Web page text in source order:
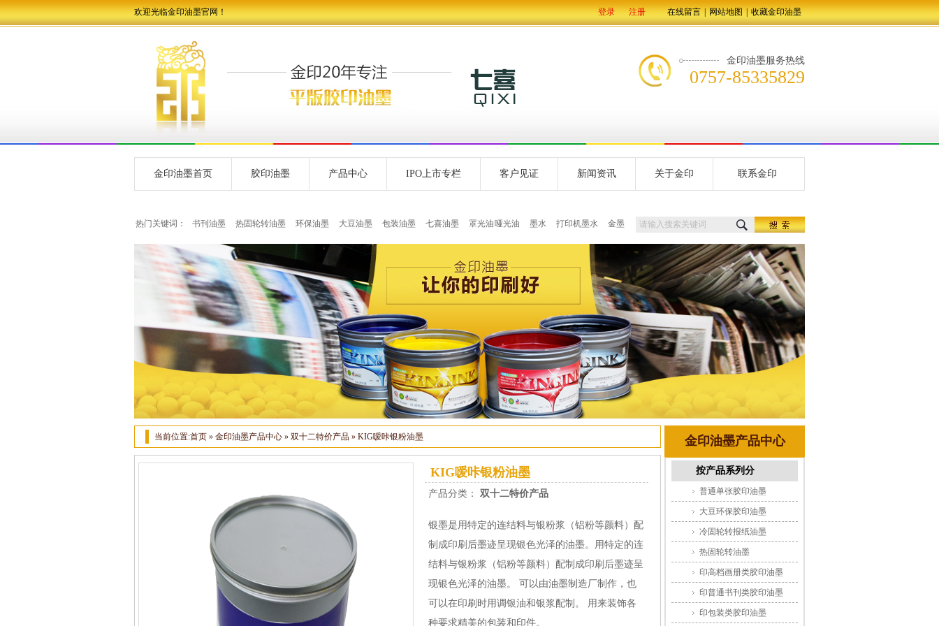
登录 注册 在线留言 网站地图 收藏金印油墨
欢迎光临金印油墨官网！
金印油墨服务热线
0757-85335829
金印油墨首页 胶印油墨 产品中心 IPO上市专栏 客户见证 新闻资讯 关于金印 联系金印
热门关键词： 书刊油墨 热固轮转油墨 环保油墨 大豆油墨 包装油墨 七喜油墨 罩光油 哑光油 墨水 打印机墨水 金墨
当前位置:首页 » 金印油墨产品中心 » 双十二特价产品 » KIG嗳咔银粉油墨
KIG嗳咔银粉油墨
产品分类： 双十二特价产品
银墨是用特定的连结料与银粉浆（铝粉等颜料）配
制成印刷后墨迹呈现银色光泽的油墨。用特定的连
结料与银粉浆（铝粉等颜料）配制成印刷后墨迹呈
现银色光泽的油墨。 可以由油墨制造厂制作，也
可以在印刷时用调银油和银浆配制。 用来装饰各
种要求精美的包装和印件。
金印油墨产品中心
按产品系列分
普通单张胶印油墨
大豆环保胶印油墨
冷固轮转报纸油墨
热固轮转油墨
印高档画册类胶印油墨
印普通书刊类胶印油墨
印包装类胶印油墨